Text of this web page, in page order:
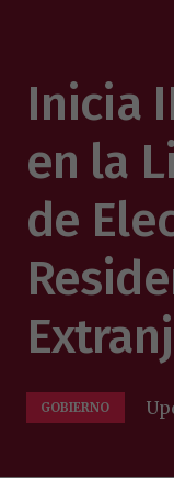
Inicia
en la
de
GOBIERNO